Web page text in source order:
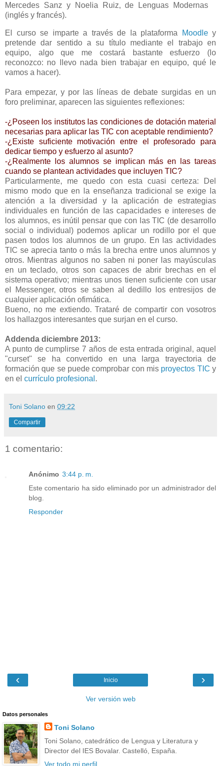
Mercedes Sanz y Noelia Ruiz, de Lenguas Modernas
(inglés y francés).
El curso se imparte a través de la plataforma Moodley
pretende dar sentido a su título mediante el trabajo en
equipo, algo que me costará bastante esfuerzo (lo
reconozco: no llevo nada bien trabajar en equipo, qué le
vamos a hacer).
Para empezar, y por las líneas de debate surgidas en un
foro preliminar, aparecen las siguientes reflexiones:
-¿Poseen los institutos las condiciones de dotación material
necesarias para aplicar las TIC con aceptable rendimiento?
-¿Existe suficiente motivación entre el profesorado para
dedicar tiempo y esfuerzo al asunto?
-¿Realmente los alumnos se implican más en las tareas
cuando se plantean actividades que incluyen TIC?
Particularmente, me quedo con esta cuasi certeza: Del
mismo modo que en la enseñanza tradicional se exige la
atención a la diversidad y la aplicación de estrategias
individuales en función de las capacidades e intereses de
los alumnos, es inútil pensar que con las TIC (de desarrollo
social o individual) podemos aplicar un rodillo por el que
pasen todos los alumnos de un grupo. En las actividades
TIC se aprecia tanto o más la brecha entre unos alumnos y
otros. Mientras algunos no saben ni poner las mayúsculas
en un teclado, otros son capaces de abrir brechas en el
sistema operativo; mientras unos tienen suficiente con usar
el Messenger, otros se saben al dedillo los entresijos de
cualquier aplicación ofimática.
Bueno, no me extiendo. Trataré de compartir con vosotros
los hallazgos interesantes que surjan en el curso.
Addenda diciembre 2013:
A punto de cumplirse 7 años de esta entrada original, aquel
"curset" se ha convertido en una larga trayectoria de
formación que se puede comprobar con mis proyectos TIC y
en el currículo profesional .
Toni Solano en 09:22
Compartir
1 comentario:
Anónimo 3:44 p. m.
Este comentario ha sido eliminado por un administrador del
blog.
Responder
‹ ›
Inicio
Ver versión web
Datos personales
Toni Solano
Toni Solano, catedrático de Lengua y Literatura y
Director del IES Bovalar. Castelló, España.
Ver todo mi perfil